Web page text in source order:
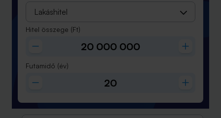
Lakáshitel
Hitel összege (Ft)
Futamidő (év)